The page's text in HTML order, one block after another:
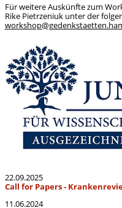
Für weitere Auskünfte zum
Rike Pietrzeniuk unter der
22.09.2025
Call for Papers -
11.06.2024